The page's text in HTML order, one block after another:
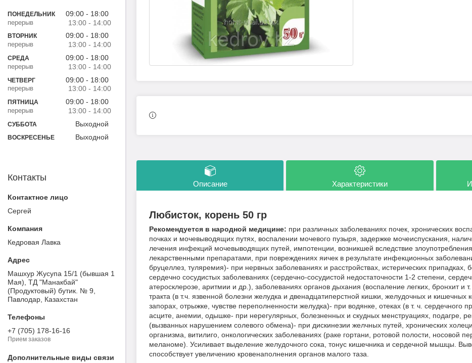
Описание Характеристики
Любисток, корень 50 гр
Рекомендуется в народной медицине: при различных заболеваниях почек, хронических
почках и мочевыводящих путях, воспалении мочевого пузыря, задержке мочеиспускания,
лечения инфекций мочевыводящих путей, импотенции, возникшей вследствие
лекарственными препаратами, при повреждениях яичек в результате инфекционных
бруцеллез, туляремия)- при нервных заболеваниях и расстройствах, истерических припадках,
сердечно сосудистых заболеваниях (сердечно-сосудистой недостаточности 1-2 степени,
атеросклерозе, аритмии и др.), заболеваниях органов дыхания (воспаление легких, бронхит и
тракта (в т.ч. язвенной болезни желудка и двенадцатиперстной кишки, желудочных и кишечных
запорах, отрыжке, чувстве переполненности желудка)- при водянке, отеках (в т. ч. сердечного
асците, анемии, одышке- при нерегулярных, болезненных и скудных менструациях, подагре,
(вызванных нарушением солевого обмена)- при дискинезии желчных путей, хронических
организма, витилиго, онкологических заболеваниях (раке гортани, ротовой полости, носовой
меланоме). Усиливает выделение желудочного сока, тонус кишечника и сердечной мышцы.
способствует увеличению кровенаполнения органов малого таза.
ПОНЕДЕЛЬНИК 09:00
18:00
13:00
14:00
ВТОРНИК 09:00
18:00
13:00
14:00
СРЕДА 09:00
18:00
13:00
14:00
ЧЕТВЕРГ 09:00
18:00
13:00
14:00
ПЯТНИЦА 09:00
18:00
13:00
14:00
СУББОТА Выходной
ВОСКРЕСЕНЬЕ Выходной
Контакты
Сергей
Кедровая Лавка
Машхур Жусупа 15/1 (бывшая 1
Мая), ТД "Манакбай"
(Продуктовый) бутик. № 9,
Павлодар, Казахстан
+7 (705) 178-16-16
Прием заказов